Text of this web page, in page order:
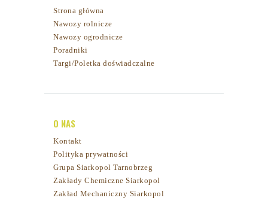
Strona główna
Nawozy rolnicze
Nawozy ogrodnicze
Poradniki
Targi/Poletka doświadczalne
O NAS
Kontakt
Polityka prywatności
Grupa Siarkopol Tarnobrzeg
Zakłady Chemiczne Siarkopol
Zakład Mechaniczny Siarkopol